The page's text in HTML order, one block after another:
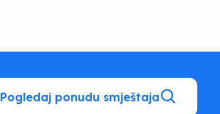
Pogledaj ponudu smještaja